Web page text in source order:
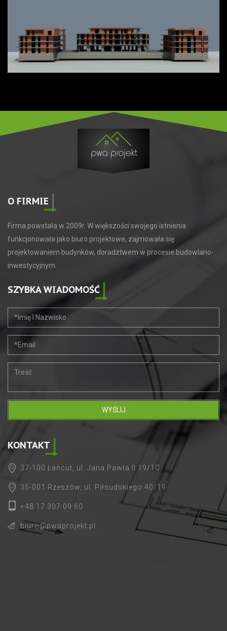
O FIRMIE
Firma powstała w 2009r. W większości swojego istnienia
funkcjonowała jako biuro projektowe, zajmowała się
projektowaniem budynków, doradztwem w procesie budowlano-
inwestycyjnym.
SZYBKA WIADOMOŚĆ
WYŚLIJ
KONTAKT
37-100 Łańcut, ul. Jana Pawła II 19/1C
35-001 Rzeszów, ul. Piłsudskiego 40/19
+48 17 307 09 60
biuro@pwaprojekt.pl